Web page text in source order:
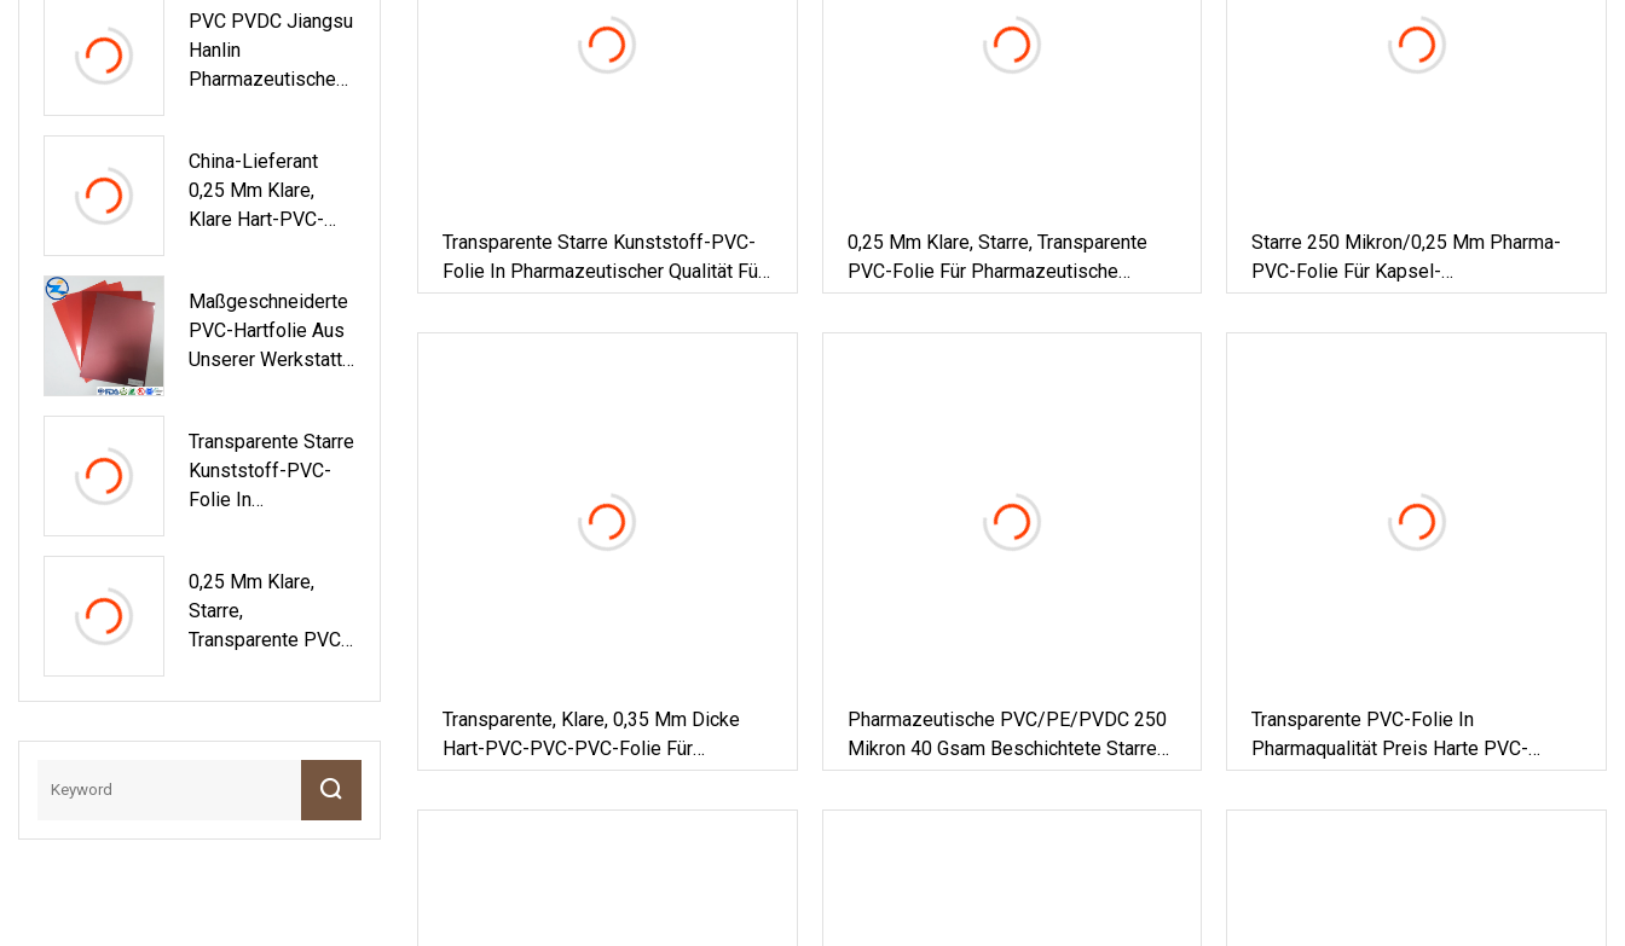
PVC PVDC Jiangsu
Hanlin
Pharmazeutische
Starre Folie Für Die
Pillenverpackung
China-Lieferant
0,25 Mm Klare,
Klare Hart-PVC-
Maßgeschneiderte
PVC-Hartfolie Aus
Unserer Werkstatt
En
Transparente Starre
Kunststoff-PVC-
Folie In
Blisterverpackunge
N
0,25 Mm Klare,
Starre,
Transparente PVC-
Pharmazeutische
Transparente Starre Kunststoff-PVC-
Folie In Pharmazeutischer Qualität Für
Blisterverpackungen
0,25 Mm Klare, Starre, Transparente
PVC-Folie Für Pharmazeutische
Pillenverpackungen
Starre 250 Mikron/0,25 Mm Pharma-
PVC-Folie Für Kapsel-
Blisterpackungen
Transparente, Klare, 0,35 Mm Dicke
Hart-PVC-PVC-PVC-Folie Für
Pharmazeutische Blisterverpackungen
Pharmazeutische PVC/PE/PVDC 250
Mikron 40 Gsam Beschichtete Starre
Hartfolie Für Blisterverpackungen
Transparente PVC-Folie In
Pharmaqualität Preis Harte PVC-
Klarfolie Für Pharmazeutika